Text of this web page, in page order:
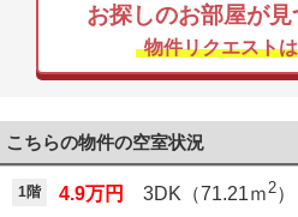
お探しのお部屋が
物件リクエスト
こちらの物件の空室状況
1階 4.9万円 3DK（71.21ｍ 2）